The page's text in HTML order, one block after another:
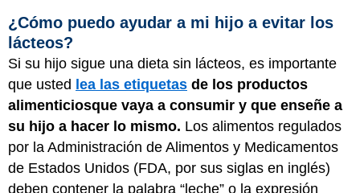
¿Cómo puedo ayudar a mi hijo a evitar los
lácteos?
Si su hijo sigue una dieta sin lácteos, es importante
que usted lea las etiquetas de los productos
alimenticiosque vaya a consumir y que enseñe a
su hijo a hacer lo mismo. Los alimentos regulados
por la Administración de Alimentos y Medicamentos
de Estados Unidos (FDA, por sus siglas en inglés)
deben contener la palabra “leche” o la expresión